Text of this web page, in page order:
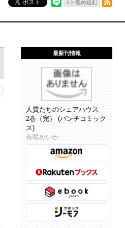
ポスト 埋め込む
最新刊情報
人質たちのシェアハウス
2巻（完） (バンチコミック
ス)
有咲めいか